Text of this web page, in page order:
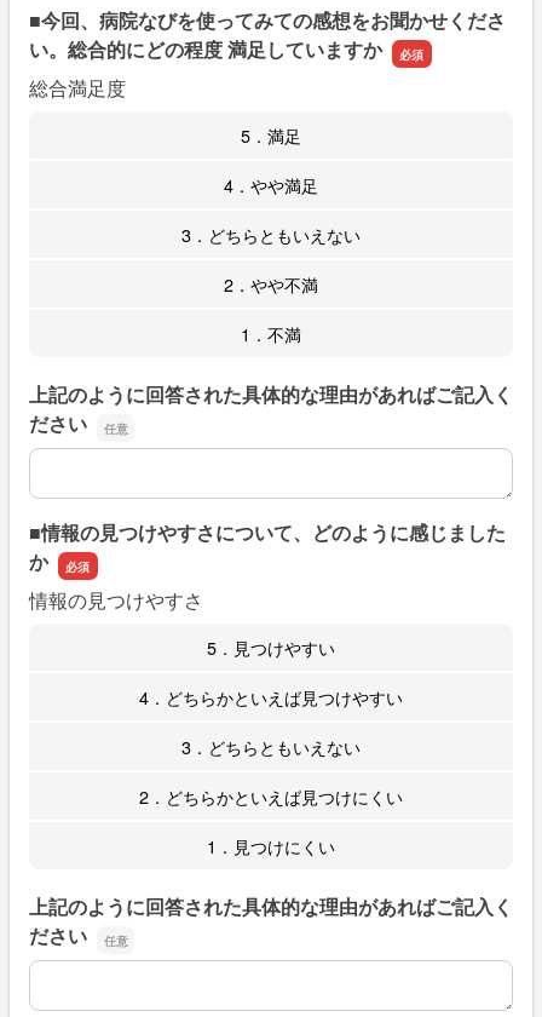
■今回、病院なびを使ってみての感想をお聞かせくださ
い。総合的にどの程度 満足していますか
総合満足度
5．満足
4．やや満足
3．どちらともいえない
2．やや不満
1．不満
上記のように回答された具体的な理由があればご記入く
ださい
上記のように回答された具体的な理由があればご記入くだ
■情報の見つけやすさについて、どのように感じました
か
情報の見つけやすさ
5．見つけやすい
4．どちらかといえば見つけやすい
3．どちらともいえない
2．どちらかといえば見つけにくい
1．見つけにくい
上記のように回答された具体的な理由があればご記入く
ださい
上記のように回答された具体的な理由があればご記入くだ